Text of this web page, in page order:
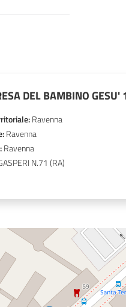
DEL BAMBINO GESU'
:Ravenna
: Ravenna
: Ravenna
N.71